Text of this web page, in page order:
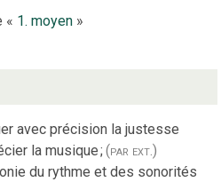
« 1. moyen »
avec précision la justesse
la musique;(par ext.)
du rythme et des sonorités